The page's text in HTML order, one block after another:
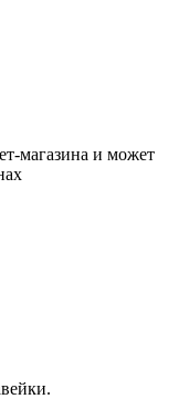
магазина и может